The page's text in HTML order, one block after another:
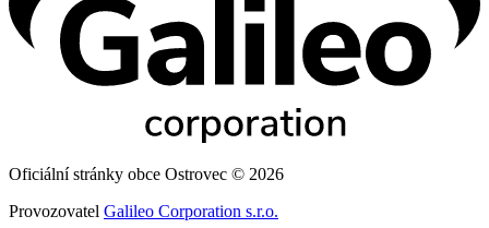
Oficiální stránky obce Ostrovec © 2026
Provozovatel Galileo Corporation s.r.o.